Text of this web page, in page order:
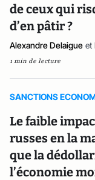
de ceux qui
d’en pâtir ?
Alexandre Delaigue et
1 min de lecture
SANCTIONS
Le faible
russes en la
que la
l’économie